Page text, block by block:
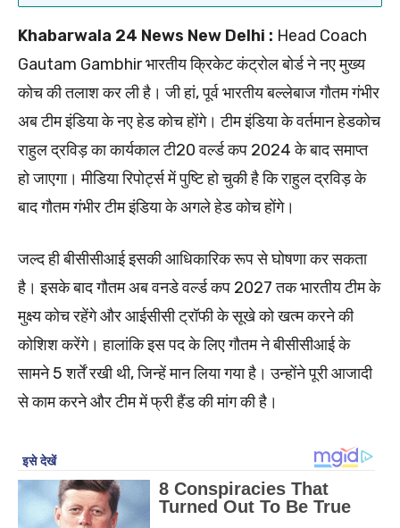
Khabarwala 24 News New Delhi : Head Coach
Gautam Gambhir भारतीय क्रिकेट कंट्रोल बोर्ड ने नए मुख्य
कोच की तलाश कर ली है। जी हां, पूर्व भारतीय बल्लेबाज गौतम गंभीर
अब टीम इंडिया के नए हेड कोच होंगे। टीम इंडिया के वर्तमान हेडकोच
राहुल द्रविड़ का कार्यकाल टी20 वर्ल्ड कप 2024 के बाद समाप्त
हो जाएगा। मीडिया रिपोर्ट्स में पुष्टि हो चुकी है कि राहुल द्रविड़ के
बाद गौतम गंभीर टीम इंडिया के अगले हेड कोच होंगे।
जल्द ही बीसीसीआई इसकी आधिकारिक रूप से घोषणा कर सकता
है। इसके बाद गौतम अब वनडे वर्ल्ड कप 2027 तक भारतीय टीम के
मुक्ष्य कोच रहेंगे और आईसीसी ट्रॉफी के सूखे को खत्म करने की
कोशिश करेंगे। हालांकि इस पद के लिए गौतम ने बीसीसीआई के
सामने 5 शर्तें रखी थी, जिन्हें मान लिया गया है। उन्होंने पूरी आजादी
से काम करने और टीम में फ्री हैंड की मांग की है।